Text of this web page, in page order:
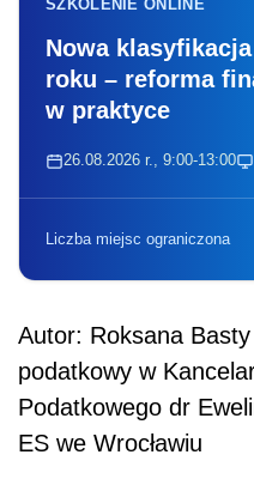
SZKOLENIE ONLINE
Nowa
roku – reforma
w praktyce
26.08.2026 r., 9:00-13:00
Liczba miejsc ograniczona
Autor: Roksana
podatkowy w
Podatkowego dr
ES we Wrocławiu